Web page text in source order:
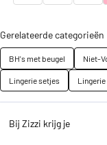
Gerelateerde categorieën
BH's met beugel
Niet-
Lingerie setjes
Lingerie
Bij Zizzi krijg je